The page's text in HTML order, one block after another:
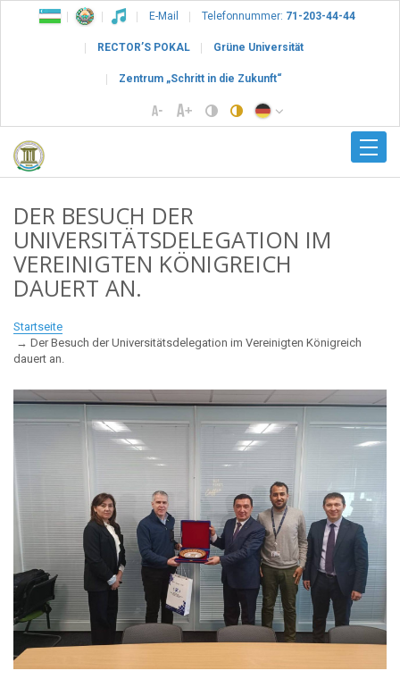
E-Mail Telefonnummer: 71-203-44-44
RECTOR’S POKAL Grüne Universität
Zentrum „Schritt in die Zukunft“
DER BESUCH DER
UNIVERSITÄTSDELEGATION IM
VEREINIGTEN KÖNIGREICH
DAUERT AN.
Startseite
Der Besuch der Universitätsdelegation im Vereinigten Königreich
dauert an.